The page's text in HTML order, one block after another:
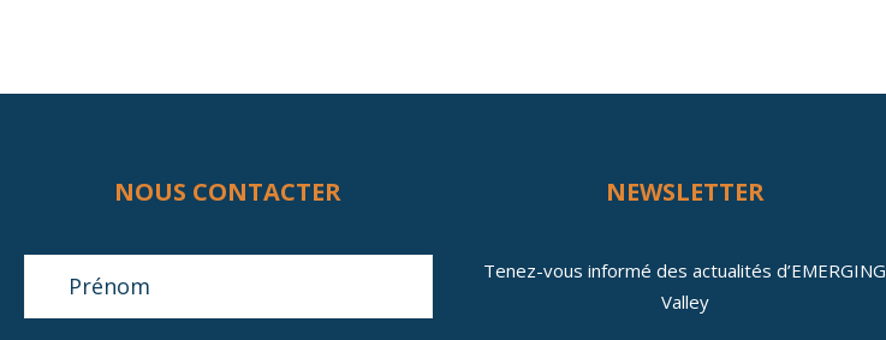
NOUS CONTACTER NEWSLETTER
Tenez-vous informé des actualités d’EMERGING
Valley